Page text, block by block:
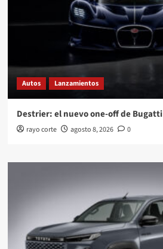
Autos Lanzamientos
Destrier: el nuevo one-off de Bugatti
rayo corte agosto 8, 2026 0